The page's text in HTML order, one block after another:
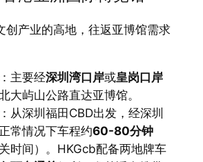
创产业的高地，往返亚博馆需求
主要经深圳湾口岸或皇岗口岸
大屿山公路直达亚博馆。
从深圳福田CBD出发，经深圳
常情况下车程约60-80分钟
关时间）。HKGcb配备两地牌车